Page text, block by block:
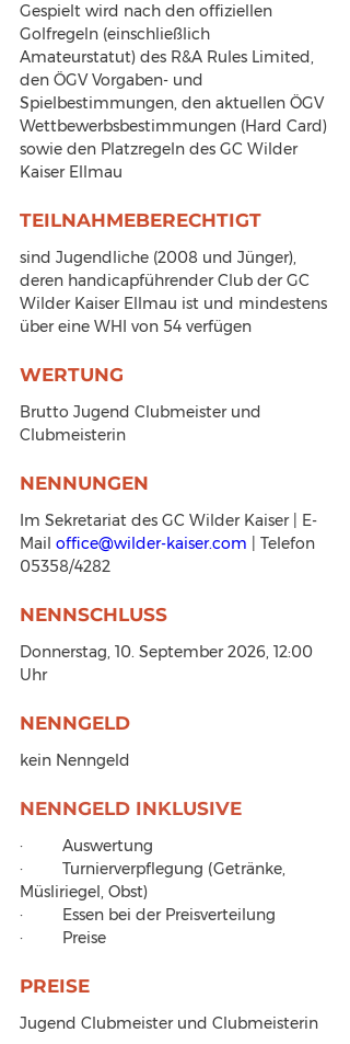
Gespielt wird nach den offiziellen
Golfregeln (einschließlich
Amateurstatut) des R&A Rules Limited,
den ÖGV Vorgaben- und
Spielbestimmungen, den aktuellen ÖGV
Wettbewerbsbestimmungen (Hard Card)
sowie den Platzregeln des GC Wilder
Kaiser Ellmau
TEILNAHMEBERECHTIGT
sind Jugendliche (2008 und Jünger),
deren handicapführender Club der GC
Wilder Kaiser Ellmau ist und mindestens
über eine WHI von 54 verfügen
WERTUNG
Brutto Jugend Clubmeister und
Clubmeisterin
NENNUNGEN
Im Sekretariat des GC Wilder Kaiser | E-
Mail office@wilder-kaiser.com | Telefon
05358/4282
NENNSCHLUSS
Donnerstag, 10. September 2026, 12:00
Uhr
NENNGELD
kein Nenngeld
NENNGELD INKLUSIVE
·         Auswertung
·         Turnierverpflegung (Getränke,
Müsliriegel, Obst)
·         Essen bei der Preisverteilung
·         Preise
PREISE
Jugend Clubmeister und Clubmeisterin